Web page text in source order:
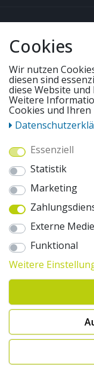
QUICKLINKS &
UNSERE
WIR VERSENDEN
© 2026
Pentagon Sports
Daten­schutz­erklärung
Hinweise zur
Cookie-Einstellungen
* Alle Preise inkl.
durchgestrichenen
Hinweis:("Innerhalb von
2Versandkostenfrei nach
Cookies
Wir nutzen
diesen sind
diese Website
Weitere
Cookies und Ihren
Essenziell
Statistik
Marketing
Externe
Funktional
Weitere